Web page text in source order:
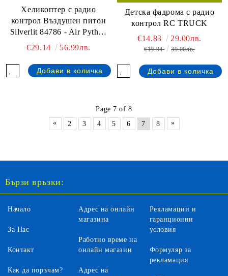
Хеликоптер с радио
контрол Въздушен питон
Silverlit 84786 - Air Python
red
€29.14 56.99лв.
Детска фадрома с радио
контрол RC TRUCK
€14.83 29.00лв.
€19.94 39.00лв.
Page 7 of 8
«
2 3 4 5 6 7 8 »
Бързи връзки:
Начало
За Нас
Контакт
Как да поръчам?
Адрес на онлайн
магазина
Работно време на
онлайн магазин
Адрес на
Рекламации и
гаранционни
условия
Формуляр за
рекламация